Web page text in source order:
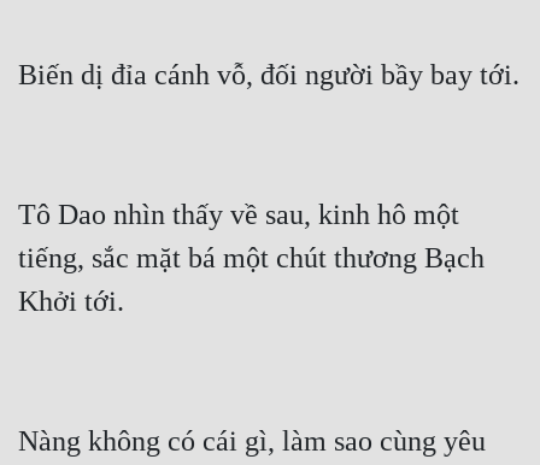
Biến dị đỉa cánh vỗ, đối người bầy bay tới.
Tô Dao nhìn thấy về sau, kinh hô một
tiếng, sắc mặt bá một chút thương Bạch
Khởi tới.
Nàng không có cái gì, làm sao cùng yêu